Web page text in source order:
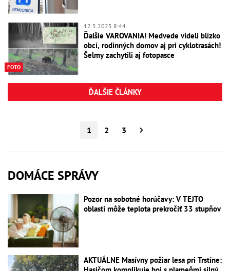
FOTO
12.5.2025 8:44
Ďalšie VAROVANIA! Medvede videli blízko
obcí, rodinných domov aj pri cyklotrasách!
Šelmy zachytili aj fotopasce
ĎALŠIE ČLÁNKY
1 2 3
DOMÁCE SPRÁVY
Pozor na sobotné horúčavy: V TEJTO
oblasti môže teplota prekročiť 33 stupňov
AKTUÁLNE Masívny požiar lesa pri Trstíne: